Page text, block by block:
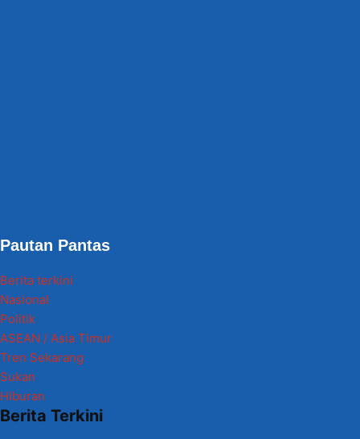
Pautan Pantas
Berita terkini
Nasional
Politik
ASEAN / Asia Timur
Tren Sekarang
Sukan
Hiburan
Berita Terkini